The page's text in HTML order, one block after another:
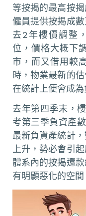
等按揭的最高按
僱員提供按揭成
去2年樓價調整
位，價格大概下
市，而又借用較
時，物業最新的
在統計上便會成為
去年第四季末，
考第三季負資產
最新負資產統計
上升，勢必會引
體系內的按揭還
有明顯惡化的空